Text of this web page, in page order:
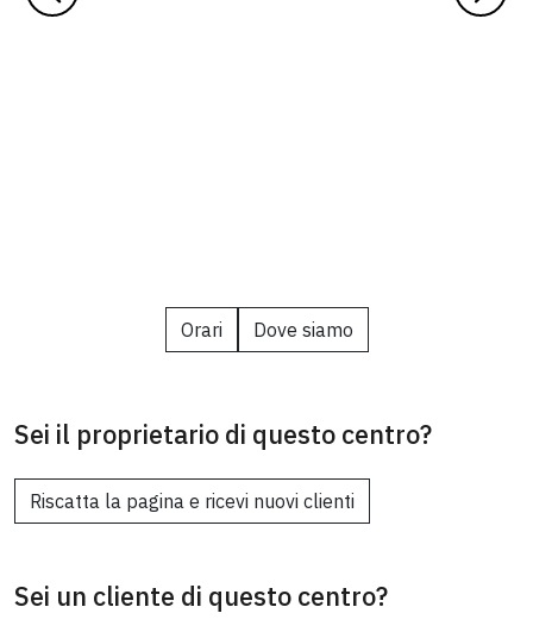
Orari Dove siamo
Sei il proprietario di questo centro?
Riscatta la pagina e ricevi nuovi clienti
Sei un cliente di questo centro?